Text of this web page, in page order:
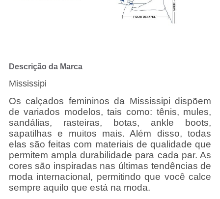
Descrição da Marca
Mississipi
Os calçados femininos da Mississipi dispõem
de variados modelos, tais como: tênis, mules,
sandálias, rasteiras, botas, ankle boots,
sapatilhas e muitos mais. Além disso, todas
elas são feitas com materiais de qualidade que
permitem ampla durabilidade para cada par. As
cores são inspiradas nas últimas tendências de
moda internacional, permitindo que você calce
sempre aquilo que está na moda.